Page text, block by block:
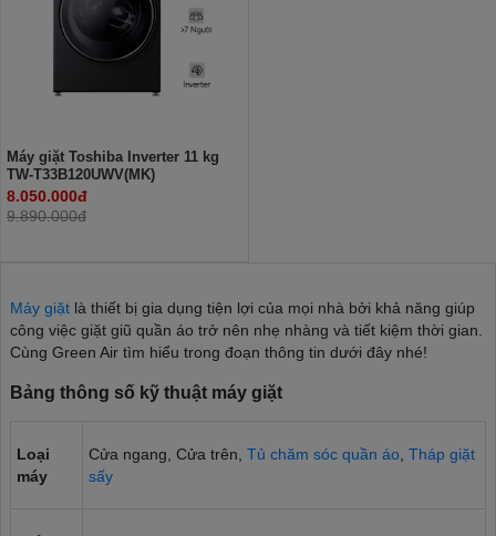
Máy giặt Toshiba Inverter 11 kg
TW-T33B120UWV(MK)
8.050.000đ
9.890.000đ
Máy giặt là thiết bị gia dụng tiện lợi của mọi nhà bởi khả năng giúp
công việc giặt giũ quần áo trở nên nhẹ nhàng và tiết kiệm thời gian.
Cùng Green Air tìm hiểu trong đoạn thông tin dưới đây nhé!
Bảng thông số kỹ thuật máy giặt
Loại
máy
Cửa ngang, Cửa trên, Tủ chăm sóc quần áo Tháp giặt
sấy